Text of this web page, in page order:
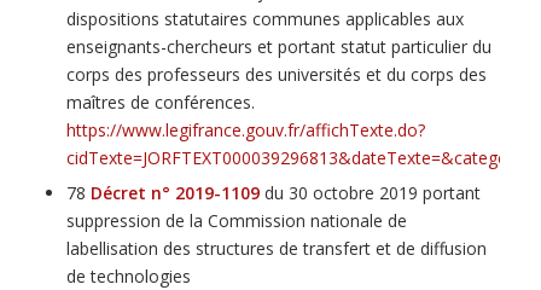
dispositions statutaires communes applicables aux
enseignants-chercheurs et portant statut particulier du
corps des professeurs des universités et du corps des
maîtres de conférences.
https://www.legifrance.gouv.fr/affichTexte.do?
78 Décret n° 2019-1109du 30 octobre 2019 portant
suppression de la Commission nationale de
labellisation des structures de transfert et de diffusion
de technologies